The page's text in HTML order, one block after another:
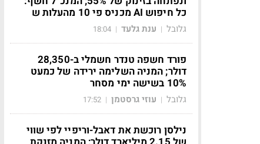
כל חיפוש AI מכניס פי 10 מהעלות ש
גלובל | ענת גלעד |
18:04
פורד חשפה טנדר חשמלי ב-28,350
דולר; המניה השלימה ירידה של כמעט
10% בשישה ימי מסחר
גלובל | עוזי גרסטמן |
17:52
נילסן רוכשת את דאבל-וריפיי לפי שווי